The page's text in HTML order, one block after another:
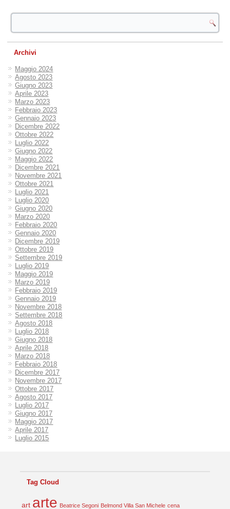
Archivi
Maggio 2024
Agosto 2023
Giugno 2023
Aprile 2023
Marzo 2023
Febbraio 2023
Gennaio 2023
Dicembre 2022
Ottobre 2022
Luglio 2022
Giugno 2022
Maggio 2022
Dicembre 2021
Novembre 2021
Ottobre 2021
Luglio 2021
Luglio 2020
Giugno 2020
Marzo 2020
Febbraio 2020
Gennaio 2020
Dicembre 2019
Ottobre 2019
Settembre 2019
Luglio 2019
Maggio 2019
Marzo 2019
Febbraio 2019
Gennaio 2019
Novembre 2018
Settembre 2018
Agosto 2018
Luglio 2018
Giugno 2018
Aprile 2018
Marzo 2018
Febbraio 2018
Dicembre 2017
Novembre 2017
Ottobre 2017
Agosto 2017
Luglio 2017
Giugno 2017
Maggio 2017
Aprile 2017
Luglio 2015
Tag Cloud
art arte Beatrice Segoni Belmond Villa San Michele cena